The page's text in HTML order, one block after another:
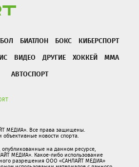
БИАТЛОН БОКС
КИБЕРСПОРТ
ВИДЕО ДРУГИЕ ХОККЕЙ
ММА
АВТОСПОРТ
МЕДИА». Все права защищены.
новости спорта.
на данном ресурсе,
МЕДИА». Какое-либо использование
разрешения ООО «САНЛАЙТ МЕДИА»